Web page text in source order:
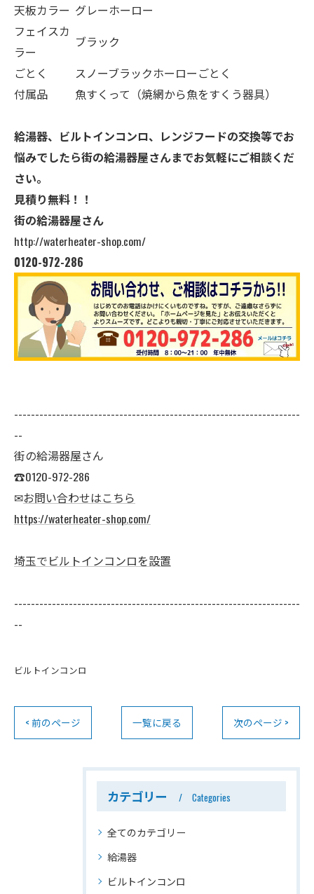
天板カラー グレーホーロー
フェイスカ
ラー
ブラック
ごとく
スノーブラックホーローごとく
付属品
魚すくって（焼網から魚をすくう器具）
給湯器、ビルトインコンロ、レンジフードの交換等でお
悩みでしたら街の給湯器屋さんまでお気軽にご相談くだ
さい。
見積り無料！！
街の給湯器屋さん
http://waterheater-shop.com/
0120-972-286
--------------------------------------------------------------------
--
街の給湯器屋さん
☎0120-972-286
✉お問い合わせはこちら
https://waterheater-shop.com/
埼玉でビルトインコンロを設置
--------------------------------------------------------------------
--
ビルトインコンロ
< 前のページ 一覧に戻る 次のページ >
カテゴリー Categories
全てのカテゴリー
給湯器
ビルトインコンロ